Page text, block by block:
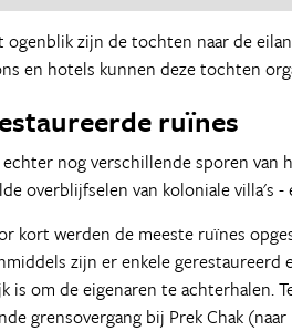
ogenblik zijn de tochten naar de
en hotels kunnen deze tochten
ruïnes
nog verschillende sporen van
overblijfselen van koloniale villa's
kort werden de meeste ruïnes
zijn er enkele gerestaureerd
is om de eigenaren te achterhalen.
grensovergang bij Prek Chak (naar